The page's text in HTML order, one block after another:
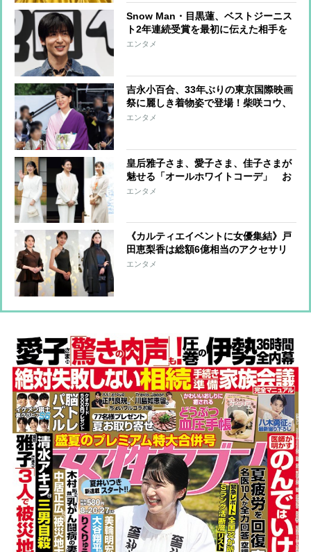
Snow Man・目黒蓮、ベストジーニス
ト2年連続受賞を最初に伝えた相手を
告白「喜んでくれていました」
エンタメ
吉永小百合、33年ぶりの東京国際映画
祭に麗しき着物姿で登場！柴咲コウ、
満島ひかり、川口春奈らはハートポー
エンタメ
皇后雅子さま、愛子さま、佳子さまが
魅せる「オールホワイトコーデ」 お
しゃれに着こなすコツに注目
エンタメ
《カルティエイベントに女優集結》戸
田恵梨香は総額6億相当のアクセサリ
ーも！中条あやみ、高畑充希、山口智
エンタメ